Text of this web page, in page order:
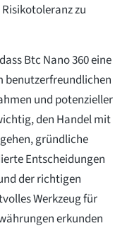
zu
Btc Nano 360 eine
und potenzieller
den Handel mit
gründliche
Entscheidungen
der richtigen
Werkzeug für
erkunden